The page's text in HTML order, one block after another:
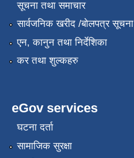
सूचना तथा समाचार
सार्वजनिक खरीद /बोलपत्र सूचना
एन, कानुन तथा निर्देशिका
कर तथा शुल्कहरु
eGov services
घटना दर्ता
सामाजिक सुरक्षा